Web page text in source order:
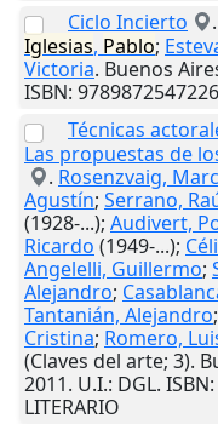
Ciclo Incierto
.
Iglesias, Pablo;
Victoria. Buenos
ISBN:
Técnicas
Las propuestas de
. Rosenzvaig,
Agustín; Serrano,
(1928-...); Audivert,
Ricardo (1949-...);
Angelelli, Guillermo;
Alejandro;
Tantanián, Alejandro;
Cristina; Romero,
(Claves del arte; 3).
2011. U.I.: DGL.
LITERARIO